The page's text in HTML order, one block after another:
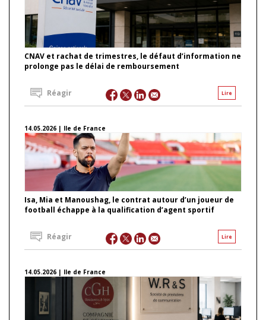
CNAV et rachat de trimestres, le défaut d’information ne
prolonge pas le délai de remboursement
Lire
Réagir
14.05.2026 | Ile de France
Isa, Mia et Manoushag, le contrat autour d’un joueur de
football échappe à la qualification d’agent sportif
Lire
Réagir
14.05.2026 | Ile de France